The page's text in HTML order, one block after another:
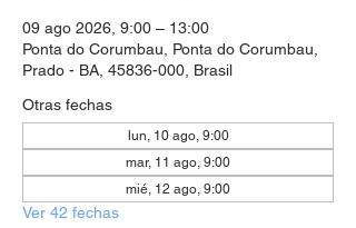
09 ago 2026, 9:00 – 13:00
Ponta do Corumbau, Ponta do Corumbau,
Prado - BA, 45836-000, Brasil
Otras fechas
lun, 10 ago, 9:00
mar, 11 ago, 9:00
mié, 12 ago, 9:00
Ver 42 fechas